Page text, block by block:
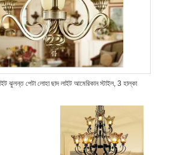
ঝুলন্ত পেটা লোহা ছাদ লাইট আমেরিকান স্টাইল, 3 হাল্কা